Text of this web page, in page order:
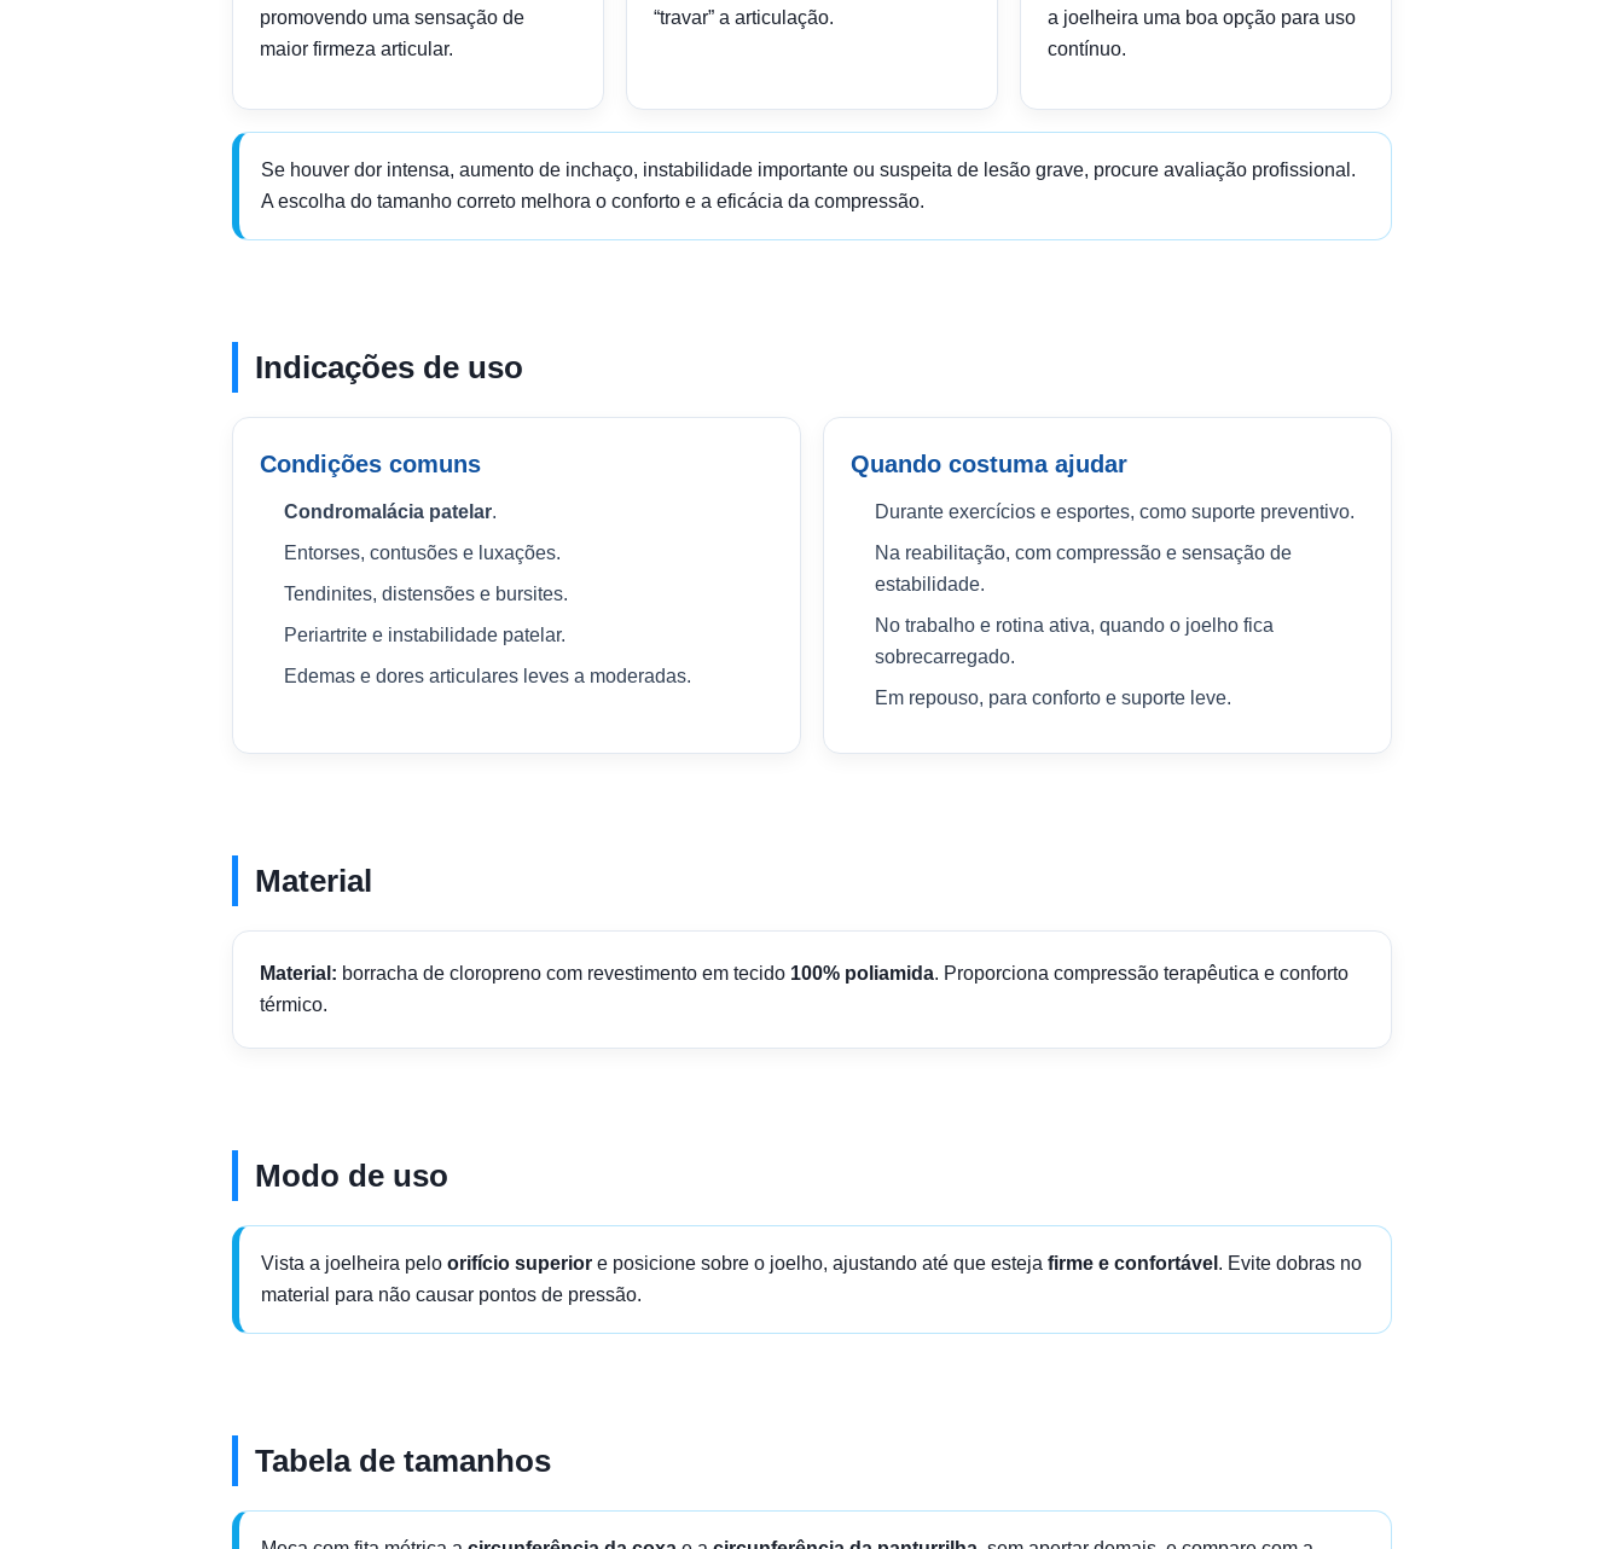
promovendo uma sensação de
maior firmeza articular.
“travar” a articulação.
a joelheira uma boa opção para uso
contínuo.
Se houver dor intensa, aumento de inchaço, instabilidade importante ou suspeita de lesão grave, procure avaliação profissional.
A escolha do tamanho correto melhora o conforto e a eficácia da compressão.
Indicações de uso
Condições comuns
Condromalácia patelar.
Entorses, contusões e luxações.
Tendinites, distensões e bursites.
Periartrite e instabilidade patelar.
Edemas e dores articulares leves a moderadas.
Quando costuma ajudar
Durante exercícios e esportes, como suporte preventivo.
Na reabilitação, com compressão e sensação de
estabilidade.
No trabalho e rotina ativa, quando o joelho fica
sobrecarregado.
Em repouso, para conforto e suporte leve.
Material
Material: borracha de cloropreno com revestimento em tecido 100% poliamida. Proporciona compressão terapêutica e conforto
térmico.
Modo de uso
Vista a joelheira pelo orifício superior e posicione sobre o joelho, ajustando até que esteja firme e confortável . Evite dobras no
material para não causar pontos de pressão.
Tabela de tamanhos